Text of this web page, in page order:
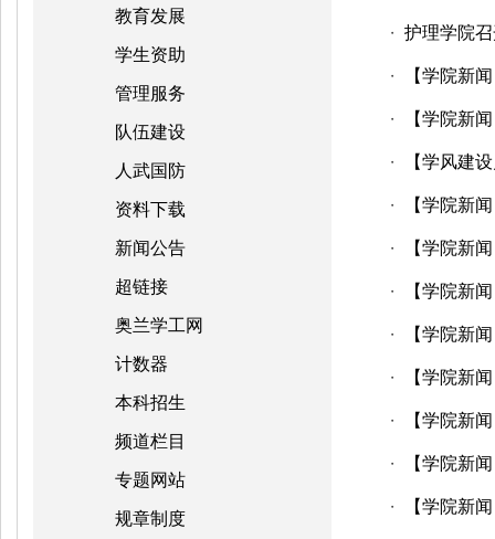
教育发展
学生资助
管理服务
队伍建设
人武国防
资料下载
新闻公告
超链接
奥兰学工网
计数器
本科招生
频道栏目
专题网站
规章制度
・ 护理学院
・ 【学院新
・ 【学院新
・ 【学风建
・ 【学院新
・ 【学院新
・ 【学院新
・ 【学院新
・ 【学院新
・ 【学院新
・ 【学院新
・ 【学院新